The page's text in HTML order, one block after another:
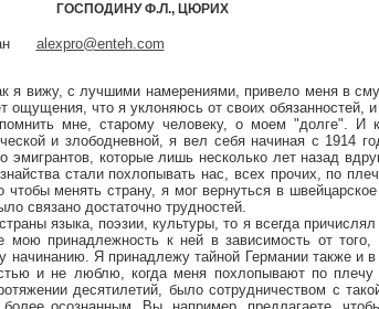
ГОСПОДИНУ Ф.Л., ЦЮРИХ
alexpro@enteh.com
вижу, с лучшими намерениями, привело меня в
ощущения, что я уклоняюсь от своих обязанностей,
мне, старому человеку, о моем "долге". И
и злободневной, я вел себя начиная с 1914
эмигрантов, которые лишь несколько лет назад
стали похлопывать нас, всех прочих, по
чтобы менять страну, я мог вернуться в
связано достаточно трудностей.
языка, поэзии, культуры, то я всегда
принадлежность к ней в зависимость от того,
начинанию. Я принадлежу тайной Германии также и
и не люблю, когда меня похлопывают по
десятилетий, было сотрудничеством с